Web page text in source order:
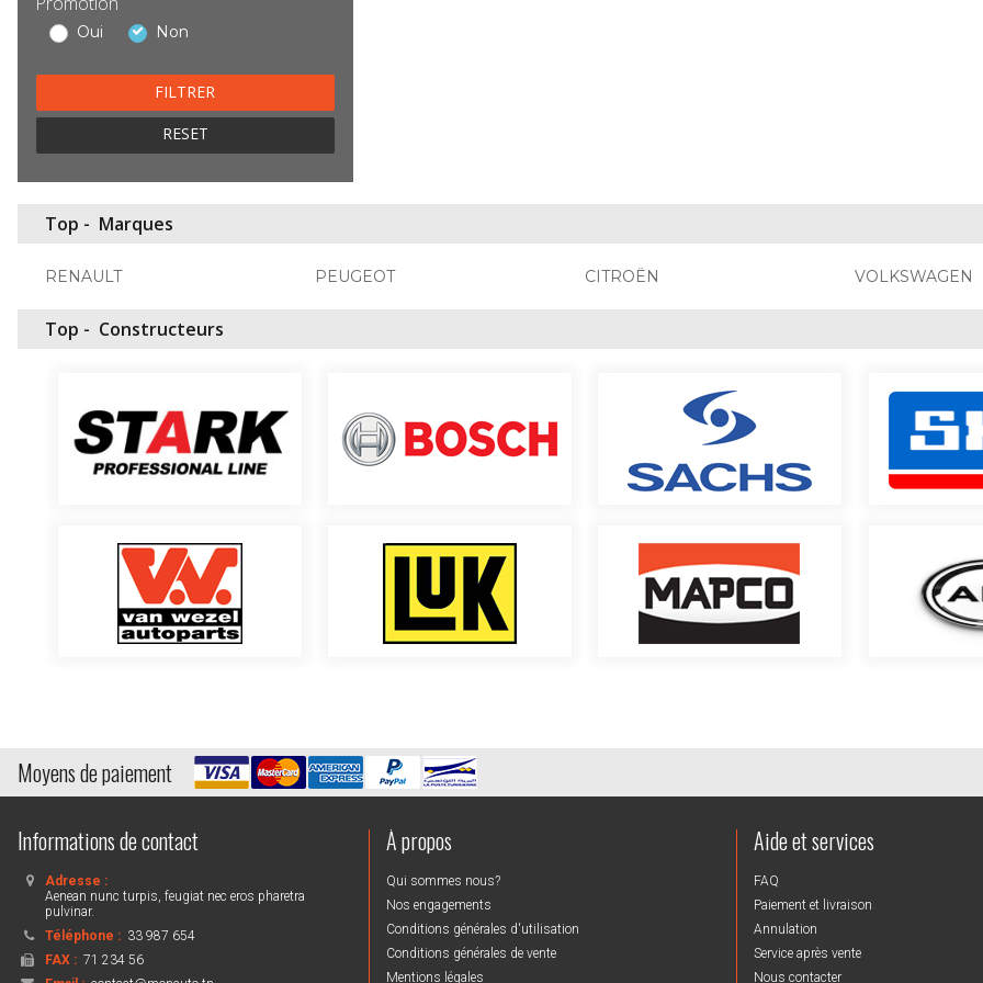
Oui Non
RESET
Top - Marques
RENAULT PEUGEOT CITROËN VOLKSWAGEN
Top - Constructeurs
Moyens de paiement
Informations de contact
Adresse :
Aenean nunc turpis, feugiat nec eros pharetra
pulvinar.
Téléphone : 33 987 654
FAX : 71 234 56
À propos
Qui sommes nous?
Nos engagements
Conditions générales d'utilisation
Conditions générales de vente
Mentions légales
Aide et services
FAQ
Paiement et livraison
Annulation
Service après vente
Nous contacter